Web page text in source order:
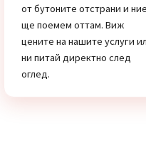
Имаш нужда от хамалски
услуги в Кръстова вада или
просто искаш съвет от
нашия екип? Натисни един
от бутоните отстрани и
ще поемем оттам. Виж